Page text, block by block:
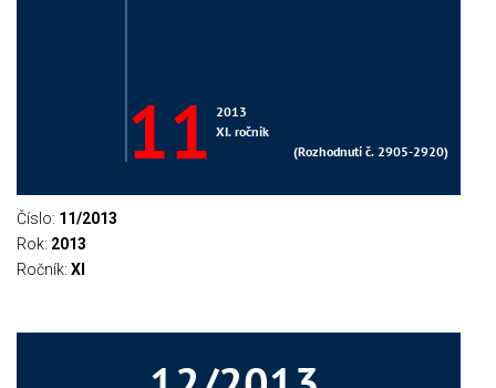
Číslo: 11/2013
Rok: 2013
Ročník: XI